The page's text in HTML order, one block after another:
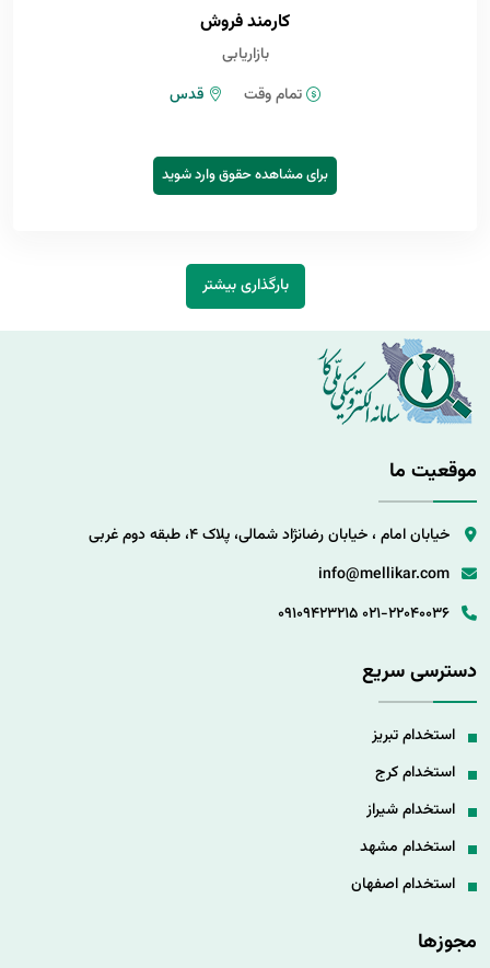
کارمند فروش
بازاریابی
تمام وقت
قدس
برای مشاهده حقوق وارد شوید
بارگذاری بیشتر
موقعیت ما
خیابان امام ، خیابان رضانژاد شمالی، پلاک 4، طبقه دوم غربی
info@mellikar.com
021-22040036
09109423215
دسترسی سریع
استخدام تبریز
استخدام کرج
استخدام شیراز
استخدام مشهد
استخدام اصفهان
مجوزها